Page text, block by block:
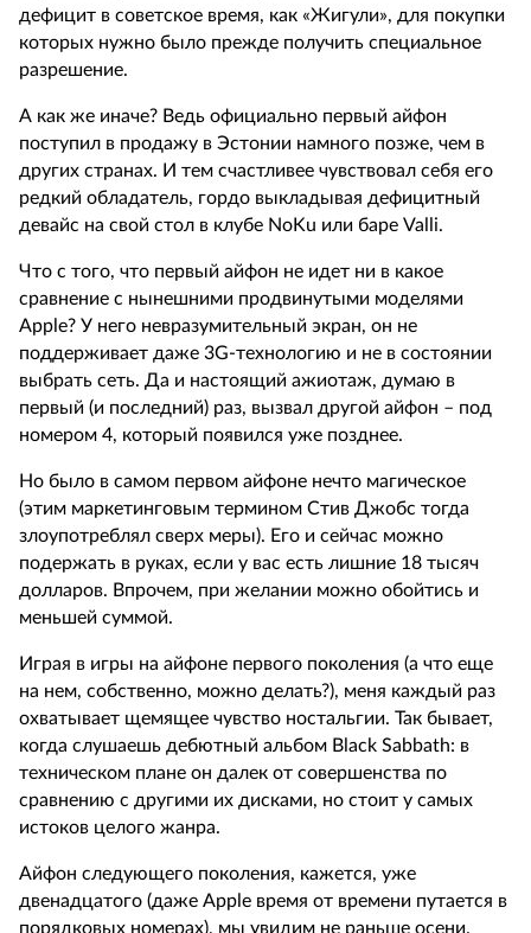
дефицит в советское время, как «Жигули», для покупки
которых нужно было прежде получить специальное
разрешение.
А как же иначе? Ведь официально первый айфон
поступил в продажу в Эстонии намного позже, чем в
других странах. И тем счастливее чувствовал себя его
редкий обладатель, гордо выкладывая дефицитный
девайс на свой стол в клубе NoKu или баре Valli.
Что с того, что первый айфон не идет ни в какое
сравнение с нынешними продвинутыми моделями
Apple? У него невразумительный экран, он не
поддерживает даже 3G-технологию и не в состоянии
выбрать сеть. Да и настоящий ажиотаж, думаю в
первый (и последний) раз, вызвал другой айфон – под
номером 4, который появился уже позднее.
Но было в самом первом айфоне нечто магическое
(этим маркетинговым термином Стив Джобс тогда
злоупотреблял сверх меры). Его и сейчас можно
подержать в руках, если у вас есть лишние 18 тысяч
долларов. Впрочем, при желании можно обойтись и
меньшей суммой.
Играя в игры на айфоне первого поколения (а что еще
на нем, собственно, можно делать?), меня каждый раз
охватывает щемящее чувство ностальгии. Так бывает,
когда слушаешь дебютный альбом Black Sabbath: в
техническом плане он далек от совершенства по
сравнению с другими их дисками, но стоит у самых
истоков целого жанра.
Айфон следующего поколения, кажется, уже
двенадцатого (даже Apple время от времени путается в
порядковых номерах), мы увидим не раньше осени.